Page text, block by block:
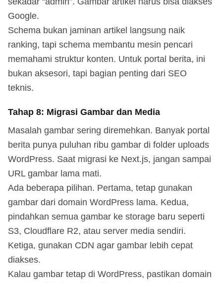
Google.
Schema bukan jaminan artikel langsung naik
ranking, tapi schema membantu mesin pencari
memahami struktur konten. Untuk portal berita, ini
bukan aksesori, tapi bagian penting dari SEO
teknis.
Tahap 8: Migrasi Gambar dan Media
Masalah gambar sering diremehkan. Banyak portal
berita punya puluhan ribu gambar di folder uploads
WordPress. Saat migrasi ke Next.js, jangan sampai
URL gambar lama mati.
Ada beberapa pilihan. Pertama, tetap gunakan
gambar dari domain WordPress lama. Kedua,
pindahkan semua gambar ke storage baru seperti
S3, Cloudflare R2, atau server media sendiri.
Ketiga, gunakan CDN agar gambar lebih cepat
diakses.
Kalau gambar tetap di WordPress, pastikan domain